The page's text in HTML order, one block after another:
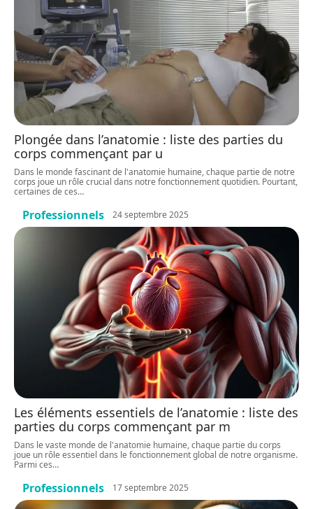
Plongée dans l’anatomie : liste des parties du
corps commençant par u
Dans le monde fascinant de l'anatomie humaine, chaque partie de notre
corps joue un rôle crucial dans notre fonctionnement quotidien. Pourtant,
certaines de ces…
Professionnels 24 septembre 2025
Les éléments essentiels de l’anatomie : liste des
parties du corps commençant par m
Dans le vaste monde de l'anatomie humaine, chaque partie du corps
joue un rôle essentiel dans le fonctionnement global de notre organisme.
Parmi ces…
Professionnels 17 septembre 2025